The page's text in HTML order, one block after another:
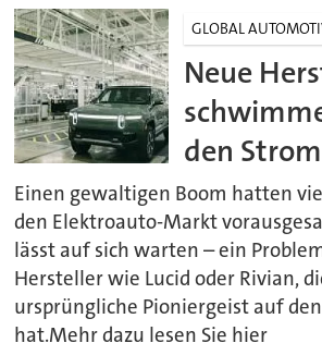
GLOBAL
Neue
den Strom
Einen gewaltigen Boom hatten
den Elektroauto-Markt
lässt auf sich warten – ein
Hersteller wie Lucid oder Rivian,
ursprüngliche Pioniergeist auf
hat.Mehr dazu lesen Sie hier